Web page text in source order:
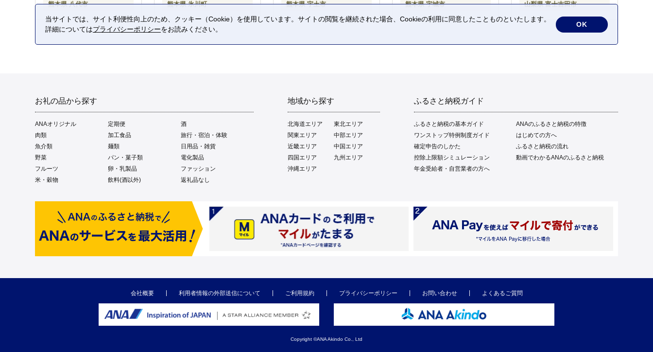
熊本県 八代市 熊本県 氷川町 熊本県 宇土市 熊本県 宇城市 山梨県 富士吉田市
お礼の品から探す
ANAオリジナル 定期便
酒
肉類
加工食品
旅行・宿泊・体験
魚介類
麺類
日用品・雑貨
野菜
パン・菓子類
電化製品
フルーツ
卵・乳製品
ファッション
米・穀物
飲料(酒以外) 返礼品なし
地域から探す
北海道エリア
東北エリア
関東エリア
中部エリア
近畿エリア
中国エリア
四国エリア
九州エリア
沖縄エリア
ふるさと納税ガイド
ふるさと納税の基本ガイド
ANAのふるさと納税の特徴
ワンストップ特例制度ガイド
はじめての方へ
確定申告のしかた
ふるさと納税の流れ
控除上限額シミュレーション
動画でわかるANAのふるさと納税
年金受給者・自営業者の方へ
会社概要 利用者情報の外部送信について ご利用規約 プライバシーポリシー お問い合わせ よくあるご質問
Copyright ©ANA Akindo Co., Ltd
当サイトでは、サイト利便性向上のため、クッキー（Cookie）を使用しています。サイトの閲覧を継続された場合、Cookieの利用に同意したことものといたします。
詳細についてはプライバシーポリシーをお読みください。
OK